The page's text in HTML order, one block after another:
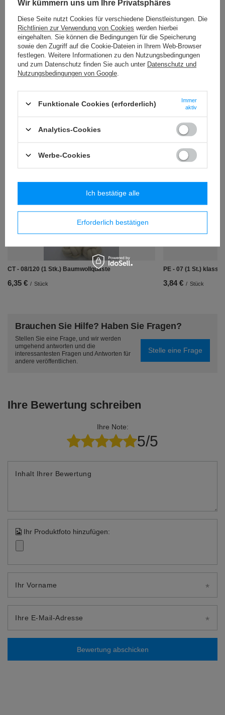
METALIC - 100 (10 m) Metallsierte Fransen
45,74 € / Packung
TRB – 36 (25 m) metallisiertes Band
12,50 € / Packung
PE - 01/2 (1 St.) klassische Quaste
Ähnliche Produkte
CT - 08/120 (1 Stk.) Baumwollquaste
6,35 € / Stück
PE - 07 (1 St.)
3,84 € / Stück
Brauchen Sie Hilfe? Haben Sie Fragen?
Stellen Sie eine Frage, und wir werden
umgehend antworten und die
interessantesten Fragen und Antworten für
andere veröffentlichen.
Stelle eine Frage
Ihre Bewertung schreiben
Ihre Note:
5/5
Inhalt Ihrer Bewertung
Ihr Produktfoto hinzufügen:
Ihr Vorname
Ihre E-Mail-Adresse
Bewertung abschicken
Wir kümmern uns um Ihre Privatsphäres
Diese Seite nutzt Cookies für verschiedene Dienstleistungen. Die
Richtlinien zur Verwendung von Cookies werden hierbei
eingehalten. Sie können die Bedingungen für die Speicherung
sowie den Zugriff auf die Cookie-Dateien in Ihrem Web-Browser
festlegen. Weitere Informationen zu den Nutzungsbedingungen
und zum Datenschutz finden Sie auch unter Datenschutz und
Nutzungsbedingungen von Google
Funktionale Cookies (erforderlich)
Immer
aktiv
Analytics-Cookies
Werbe-Cookies
Erforderlich bestätigen
Ich bestätige alle